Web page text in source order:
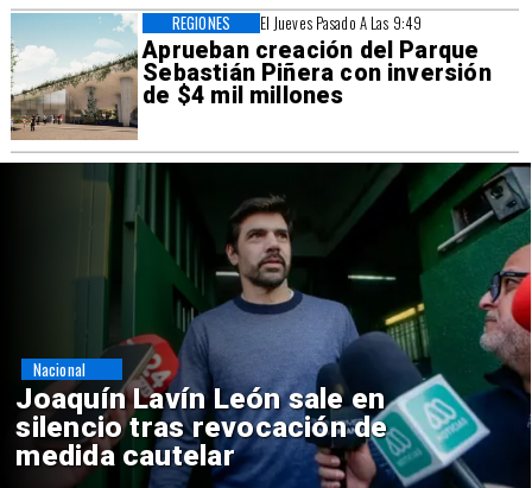
El Jueves Pasado A Las 9:49
Aprueban creación del Parque
Sebastián Piñera con inversión
de $4 mil millones
REGIONES
Chile y Venezuela formalizan
reinicio de relaciones
consulares
Nacional